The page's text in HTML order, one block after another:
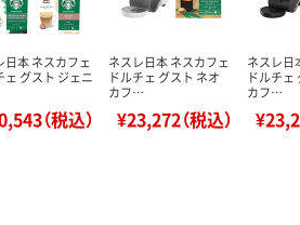
日本 ネスカフェ
ェ グスト ジェニ
（税込）
ネスレ日本 ネスカフェ
ドルチェ グスト ネオ
カフ…
¥23,272（税込）
ネスレ日
ドルチェ
カフ…